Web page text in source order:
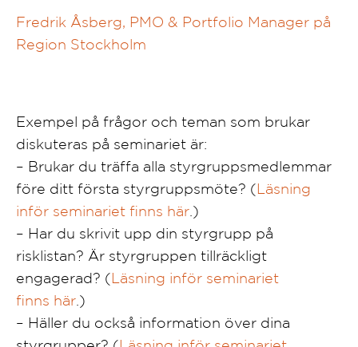
Fredrik Åsberg, PMO & Portfolio Manager på
Region Stockholm
Exempel på frågor och teman som brukar
diskuteras på seminariet är:
– Brukar du träffa alla styrgruppsmedlemmar
före ditt första styrgruppsmöte? (
Läsning
inför seminariet finns här .)
– Har du skrivit upp din styrgrupp på
risklistan? Är styrgruppen tillräckligt
engagerad? (
Läsning inför seminariet
finns här .)
– Häller du också information över dina